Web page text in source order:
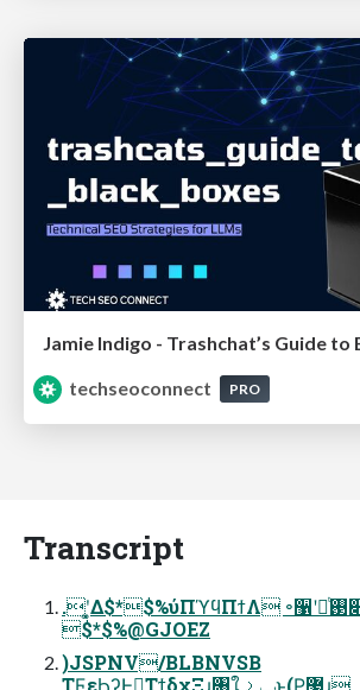
techseoconnect
PRO
Transcript
.ʹ͓͚Δ$*$%ύΠϓϥΠϯΛ ৽઱ʹอͭ࢓૊Έ
$*$%@GJOEZ
)JSPNV/BLBNVSB
ΤϜεϦʔͰಇ͘ΤϯδχΞɻ৘ใݕࡧͱ(P͕޷͖ɻ